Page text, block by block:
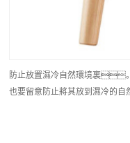
防止放置濕冷自然環境裏
也要留意防止將其放到濕冷的自